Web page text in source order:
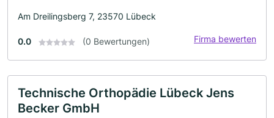
Am Dreilingsberg 7, 23570 Lübeck
0.0 (0 Bewertungen) Firma bewerten
Technische Orthopädie Lübeck Jens
Becker GmbH